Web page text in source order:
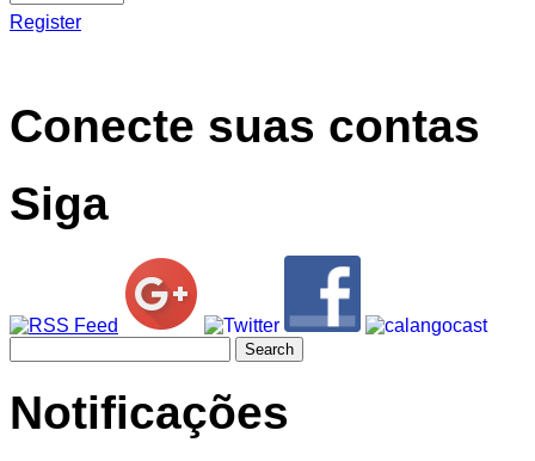
Register
Conecte suas contas
Siga
for:
Notificações